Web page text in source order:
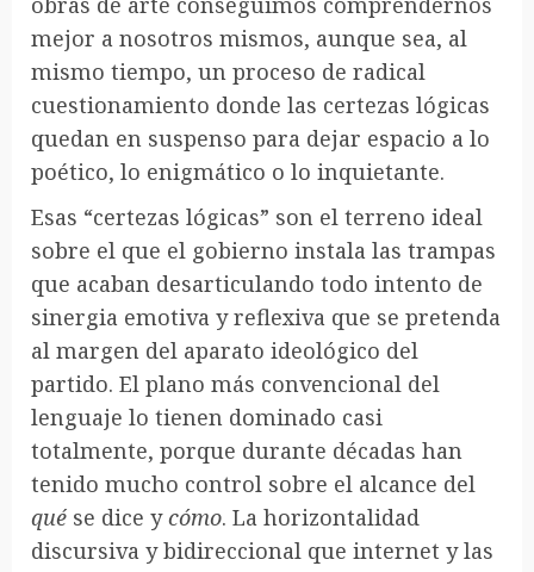
mejor a nosotros mismos, aunque sea, al
mismo tiempo, un proceso de radical
cuestionamiento donde las certezas lógicas
quedan en suspenso para dejar espacio a lo
poético, lo enigmático o lo inquietante.
Esas “certezas lógicas” son el terreno ideal
sobre el que el gobierno instala las trampas
que acaban desarticulando todo intento de
sinergia emotiva y reflexiva que se pretenda
al margen del aparato ideológico del
partido. El plano más convencional del
lenguaje lo tienen dominado casi
totalmente, porque durante décadas han
tenido mucho control sobre el alcance del
qué se dice ycómo. La horizontalidad
discursiva y bidireccional que internet y las